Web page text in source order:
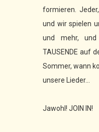
formieren.
und wir spielen
und mehr,
TAUSENDE auf
Sommer, wann
unsere Lieder...
Jawohl! JOIN IN!